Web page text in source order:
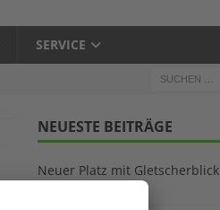
SERVICE
NEUESTE BEITRÄGE
Neuer Platz mit Gletscherblick